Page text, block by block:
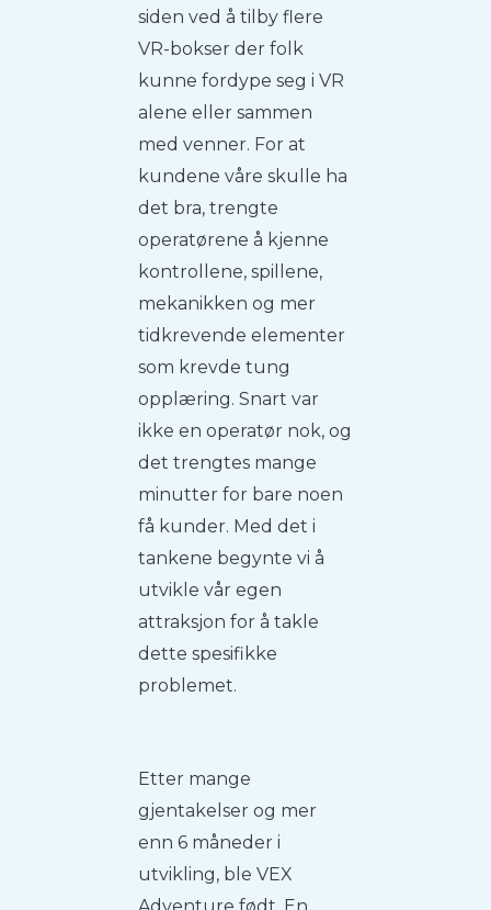
siden ved å tilby flere
VR-bokser der folk
kunne fordype seg i VR
alene eller sammen
med venner. For at
kundene våre skulle ha
det bra, trengte
operatørene å kjenne
kontrollene, spillene,
mekanikken og mer
tidkrevende elementer
som krevde tung
opplæring. Snart var
ikke en operatør nok, og
det trengtes mange
minutter for bare noen
få kunder. Med det i
tankene begynte vi å
utvikle vår egen
attraksjon for å takle
dette spesifikke
problemet.
Etter mange
gjentakelser og mer
enn 6 måneder i
utvikling, ble VEX